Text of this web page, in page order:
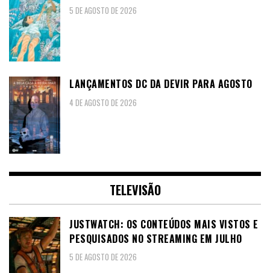
5 DE AGOSTO DE 2026
LANÇAMENTOS DC DA DEVIR PARA AGOSTO
4 DE AGOSTO DE 2026
TELEVISÃO
JUSTWATCH: OS CONTEÚDOS MAIS VISTOS E
PESQUISADOS NO STREAMING EM JULHO
5 DE AGOSTO DE 2026